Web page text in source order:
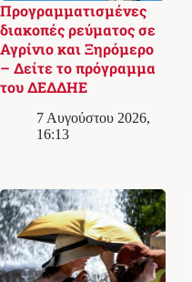
Προγραμματισμένες
διακοπές ρεύματος σε
Αγρίνιο και Ξηρόμερο
– Δείτε το πρόγραμμα
του ΔΕΔΔΗΕ
7 Αυγούστου 2026,
16:13